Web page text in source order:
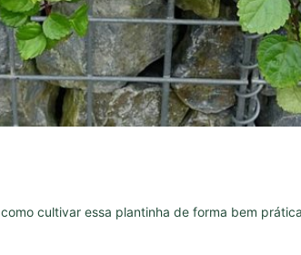
cultivar essa plantinha de forma bem